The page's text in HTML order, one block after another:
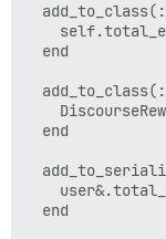
  end
  end
  end